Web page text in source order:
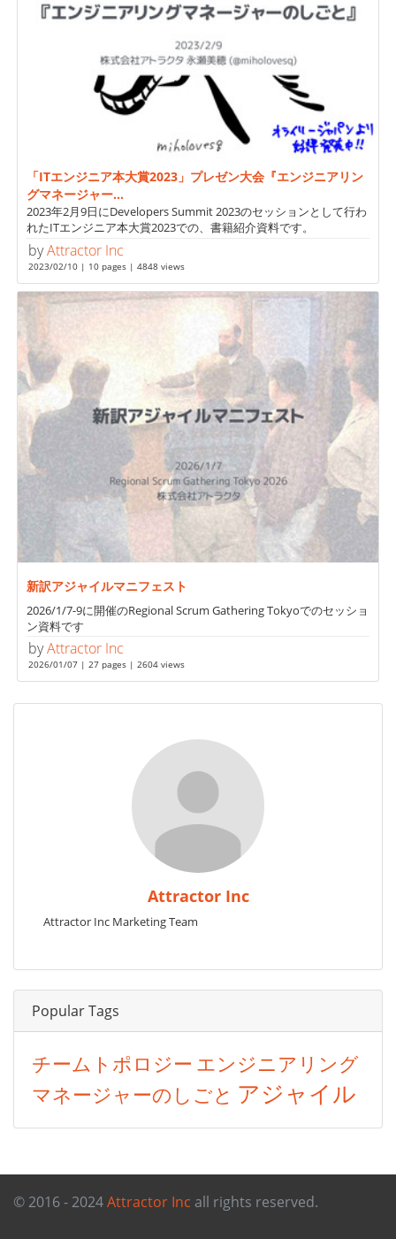
「ITエンジニア本大賞2023」プレゼン大会『エンジニアリン
グマネージャー...
2023年2月9日にDevelopers Summit 2023のセッションとして行わ
れたITエンジニア本大賞2023での、書籍紹介資料です。
byAttractor Inc
2023/02/10 | 10 pages | 4848 views
新訳アジャイルマニフェスト
2026/1/7-9に開催のRegional Scrum Gathering Tokyoでのセッショ
ン資料です
byAttractor Inc
2026/01/07 | 27 pages | 2604 views
Attractor Inc
Attractor Inc Marketing Team
Popular Tags
チームトポロジー エンジニアリング
マネージャーのしごと アジャイル
© 2016 - 2024Attractor Inc all rights reserved.